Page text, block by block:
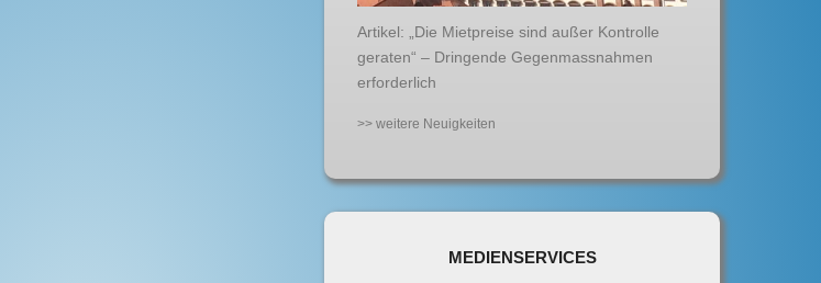
Artikel: „Die Mietpreise sind außer Kontrolle
geraten“ – Dringende Gegenmassnahmen
erforderlich
>> weitere Neuigkeiten
MEDIENSERVICES